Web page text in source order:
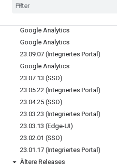
23.10
Google Analytics
Google Analytics
23.09.07 (Integriertes Portal)
Google Analytics
23.07.13 (SSO)
23.05.22 (Integriertes Portal)
23.04.25 (SSO)
23.03.23 (Integriertes Portal)
23.03.13 (Edge-UI)
23.02.01 (SSO)
23.01 .17 (Integriertes Portal)
Ältere Releases